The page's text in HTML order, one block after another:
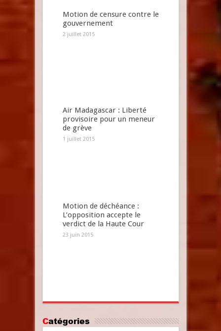
Motion de censure contre le
gouvernement
2 juillet 2015
Air Madagascar : Liberté
provisoire pour un meneur
de grève
1 juillet 2015
Motion de déchéance :
L’opposition accepte le
verdict de la Haute Cour
23 juin 2015
Catégories